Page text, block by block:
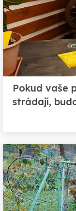
Pokud vaše
strádají,